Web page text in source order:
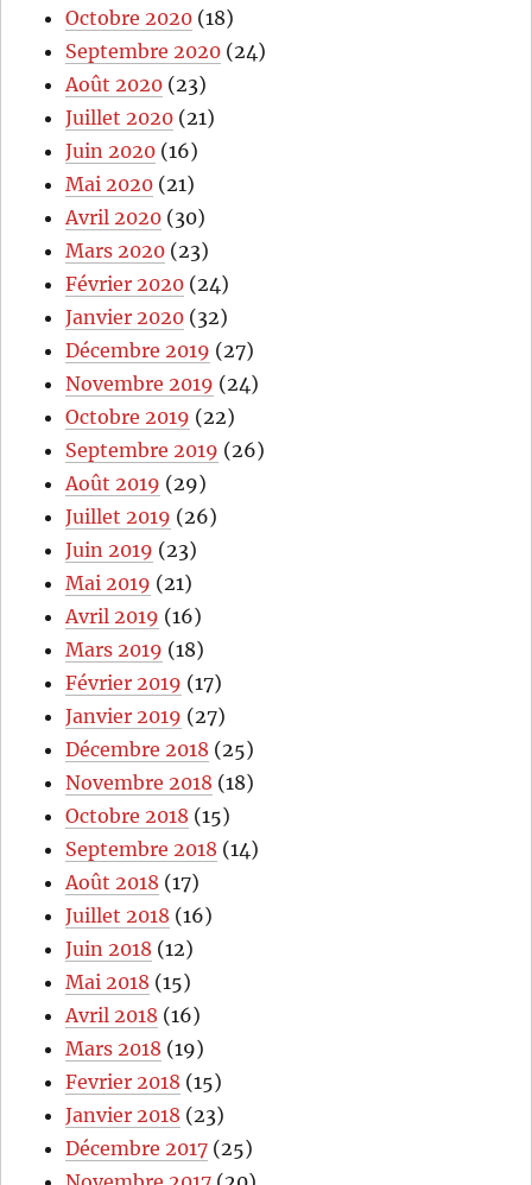
Octobre 2020 (18)
Septembre 2020 (24)
Août 2020 (23)
Juillet 2020 (21)
Juin 2020 (16)
Mai 2020 (21)
Avril 2020 (30)
Mars 2020 (23)
Février 2020 (24)
Janvier 2020 (32)
Décembre 2019 (27)
Novembre 2019 (24)
Octobre 2019 (22)
Septembre 2019 (26)
Août 2019 (29)
Juillet 2019 (26)
Juin 2019 (23)
Mai 2019 (21)
Avril 2019 (16)
Mars 2019 (18)
Février 2019 (17)
Janvier 2019 (27)
Décembre 2018 (25)
Novembre 2018 (18)
Octobre 2018 (15)
Septembre 2018 (14)
Août 2018 (17)
Juillet 2018 (16)
Juin 2018 (12)
Mai 2018 (15)
Avril 2018 (16)
Mars 2018 (19)
Fevrier 2018 (15)
Janvier 2018 (23)
Décembre 2017 (25)